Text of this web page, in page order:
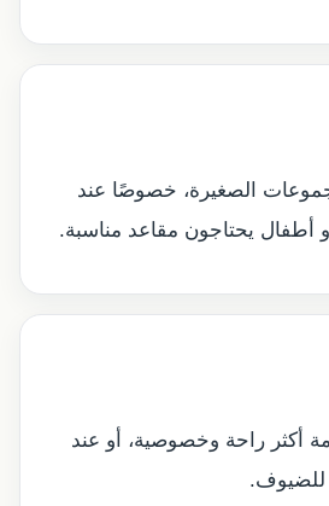
الصغيرة، خصوصًا عند
أطفال يحتاجون مقاعد مناسبة.
أكثر راحة وخصوصية، أو عند
للضيوف.